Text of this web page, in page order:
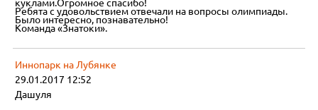
куклами.Огромное спасибо!
Ребята с удовольствием отвечали на вопросы олимпиады.
Было интересно, познавательно!
Команда «Знатоки».
Иннопарк на Лубянке
29.01.2017 12:52
Дашуля